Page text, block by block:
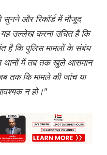
सुनने और रिकॉर्ड में मौजूद
यह उल्लेख करना उचित है कि
है कि पुलिस मामलों के संबंध
थानों में तब तक खुले आसमान
तक कि मामले की जांच या
न हो।"